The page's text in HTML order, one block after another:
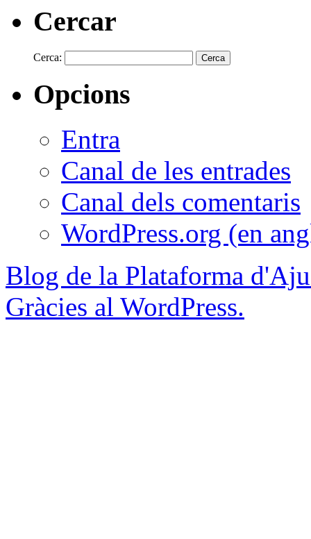
Cercar
Cerca:
Opcions
Entra
Canal de les entrades
Canal dels comentaris
WordPress.org (en
Blog de la Plataforma
Gràcies al WordPress.